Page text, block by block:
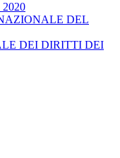
DEL
DEI DIRITTI DEI